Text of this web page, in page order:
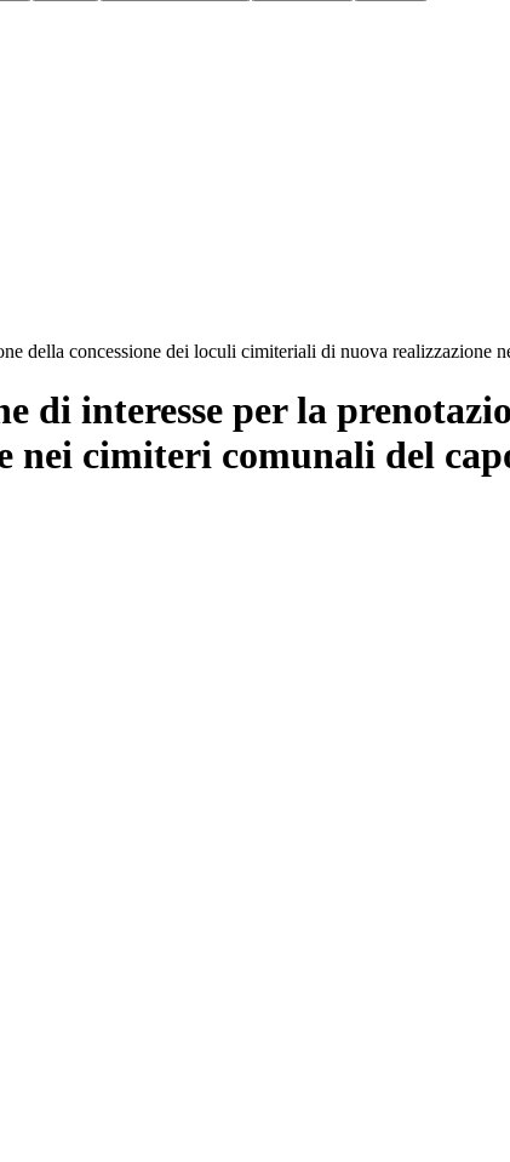
della concessione dei loculi cimiteriali di nuova realizzazione
di interesse per la
cimiteri comunali del